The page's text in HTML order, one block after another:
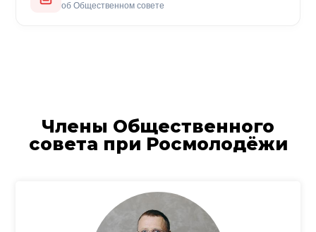
об Общественном совете
Члены Общественного
совета при Росмолодёжи